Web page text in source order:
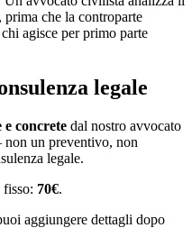
prima che la controparte
agisce per primo parte
legale
concrete dal nostro avvocato
un preventivo, non
legale.
fisso: 70€.
aggiungere dettagli dopo